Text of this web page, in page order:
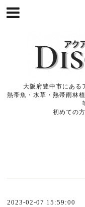
大阪府豊中市にある
熱帯魚・水草・熱帯雨林
初めての
2023-02-07 15:59:00